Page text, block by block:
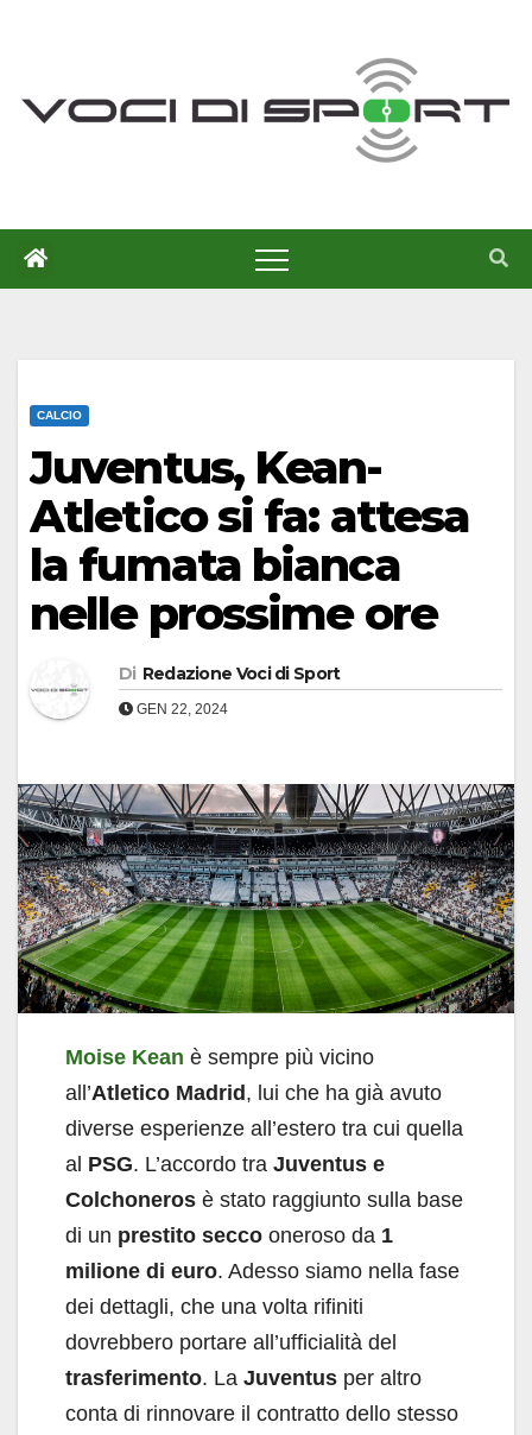
CALCIO
Juventus, Kean-
Atletico si fa: attesa
la fumata bianca
nelle prossime ore
Di Redazione Voci di Sport
GEN 22, 2024
Moise Kean è sempre più vicino
all’Atletico Madrid, lui che ha già avuto
diverse esperienze all’estero tra cui quella
al PSG. L’accordo tra Juventus e
Colchoneros è stato raggiunto sulla base
di un prestito secco oneroso da 1
milione di euro. Adesso siamo nella fase
dei dettagli, che una volta rifiniti
dovrebbero portare all’ufficialità del
trasferimento. La Juventus per altro
conta di rinnovare il contratto dello stesso